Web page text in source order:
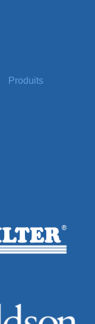
Produits